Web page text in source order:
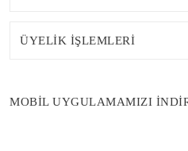
ÜYELİK İŞLEMLERİ
MOBİL UYGULAMAMIZI